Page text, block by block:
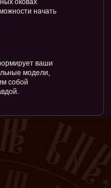
оковах
начать
ваши
модели,
собой